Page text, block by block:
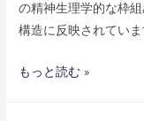
の精神生理学的な枠
構造に反映されてい
ヨ
もっと読む »